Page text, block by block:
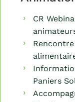
CR
Paniers